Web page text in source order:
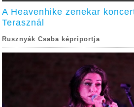
A Heavenhike zenekar
Terasznál
Rusznyák Csaba képriportja